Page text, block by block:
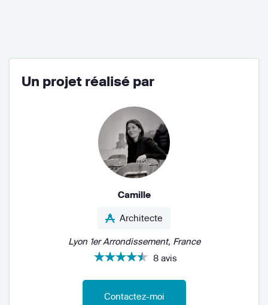
Un projet réalisé par
Camille
Architecte
Lyon 1er Arrondissement, France
8 avis
Contactez-moi